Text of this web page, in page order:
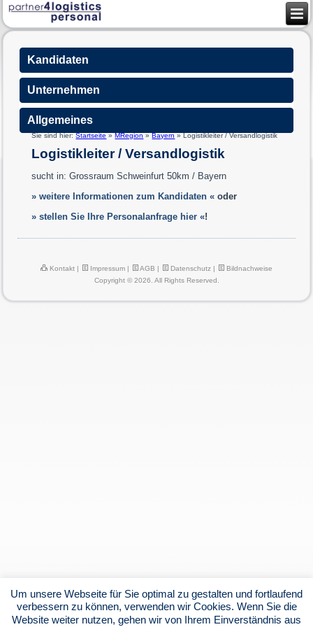
Kandidaten
Unternehmen
Allgemeines
Sie sind hier:Startseite » MRegion » Bayern » Logistikleiter / Versandlogistik
Logistikleiter / Versandlogistik
sucht in: Grossraum Schweinfurt 50km / Bayern
» weitere Informationen zum Kandidaten « oder
» stellen Sie Ihre Personalanfrage hier «!
Kontakt Impressum AGB Datenschutz
Bildnachweise
Copyright © 2026. All Rights Reserved.
Um unsere Webseite für Sie optimal zu gestalten und fortlaufend
verbessern zu können, verwenden wir Cookies. Wenn Sie die
Website weiter nutzen, gehen wir von Ihrem Einverständnis aus